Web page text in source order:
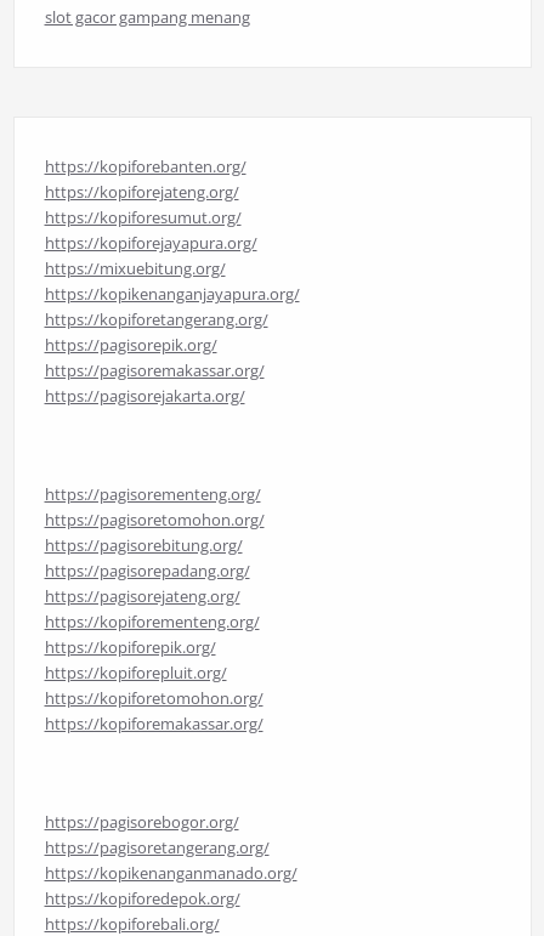
slot gacor gampang menang
https://kopiforebanten.org/
https://kopiforejateng.org/
https://kopiforesumut.org/
https://kopiforejayapura.org/
https://mixuebitung.org/
https://kopikenanganjayapura.org/
https://kopiforetangerang.org/
https://pagisorepik.org/
https://pagisoremakassar.org/
https://pagisorejakarta.org/
https://pagisorementeng.org/
https://pagisoretomohon.org/
https://pagisorebitung.org/
https://pagisorepadang.org/
https://pagisorejateng.org/
https://kopiforementeng.org/
https://kopiforepik.org/
https://kopiforepluit.org/
https://kopiforetomohon.org/
https://kopiforemakassar.org/
https://pagisorebogor.org/
https://pagisoretangerang.org/
https://kopikenanganmanado.org/
https://kopiforedepok.org/
https://kopiforebali.org/